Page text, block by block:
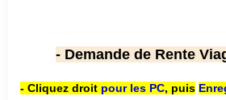
- Demande de Rente
- Cliquez droit pour les PC, puis